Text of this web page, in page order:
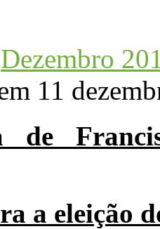
Dezembro
11
de
a eleição